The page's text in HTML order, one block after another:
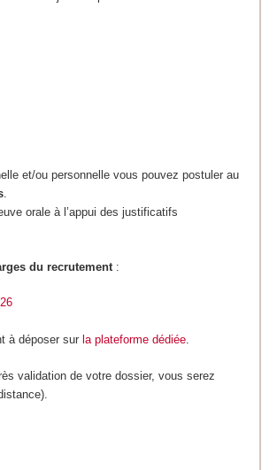
et/ou personnelle vous pouvez postuler au
.
orale à l’appui des justificatifs
du recrutement :
à déposer sur la plateforme dédiée.
validation de votre dossier, vous serez